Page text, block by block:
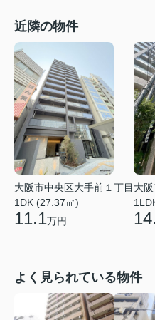
近隣の物件
大阪市中央区大手前１丁目
1DK (27.37㎡)
11.1万円
大
よく見られている物件